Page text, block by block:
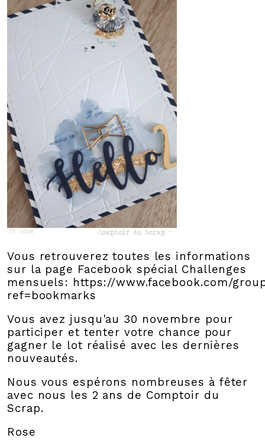
Vous retrouverez toutes les informations
sur la page Facebook spécial Challenges
mensuels: https://www.facebook.com/
ref=bookmarks
Vous avez jusqu'au 30 novembre pour
participer et tenter votre chance pour
gagner le lot réalisé avec les dernières
nouveautés.
Nous vous espérons nombreuses à fêter
avec nous les 2 ans de Comptoir du
Scrap.
Rose